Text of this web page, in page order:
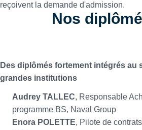
reçoivent la demande d'admission.
Nos
Des diplômés fortement intégrés au
grandes institutions
Audrey TALLEC, Responsable
programme BS, Naval Group
Enora POLETTE, Pilote de